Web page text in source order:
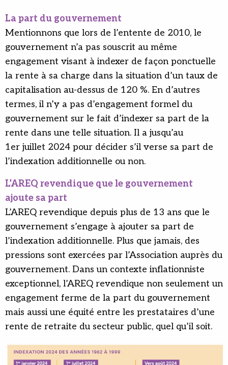
La part du gouvernement
Mentionnons que lors de l’entente de 2010, le
gouvernement n’a pas souscrit au même
engagement visant à indexer de façon ponctuelle
la rente à sa charge dans la situation d’un taux de
capitalisation au-dessus de 120 %. En d’autres
termes, il n’y a pas d’engagement formel du
gouvernement sur le fait d’indexer sa part de la
rente dans une telle situation. Il a jusqu’au
1er juillet 2024 pour décider s’il verse sa part de
l’indexation additionnelle ou non.
L’AREQ revendique que le gouvernement
ajoute sa part
L’AREQ revendique depuis plus de 13 ans que le
gouvernement s’engage à ajouter sa part de
l’indexation additionnelle. Plus que jamais, des
pressions sont exercées par l’Association auprès du
gouvernement. Dans un contexte inflationniste
exceptionnel, l’AREQ revendique non seulement un
engagement ferme de la part du gouvernement
mais aussi une équité entre les prestataires d’une
rente de retraite du secteur public, quel qu’il soit.